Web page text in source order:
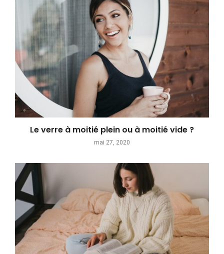
Le verre à moitié plein ou à moitié vide ?
mai 27, 2020